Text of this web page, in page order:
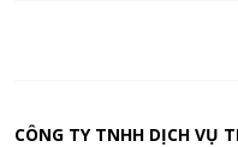
CÔNG TY TNHH DỊCH VỤ